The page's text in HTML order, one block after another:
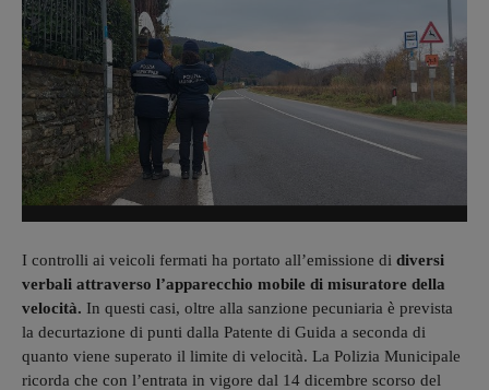
I controlli ai veicoli fermati ha portato all’emissione di diversi
verbali attraverso l’apparecchio mobile di misuratore della
velocità. In questi casi, oltre alla sanzione pecuniaria è prevista
la decurtazione di punti dalla Patente di Guida a seconda di
quanto viene superato il limite di velocità. La Polizia Municipale
ricorda che con l’entrata in vigore dal 14 dicembre scorso del